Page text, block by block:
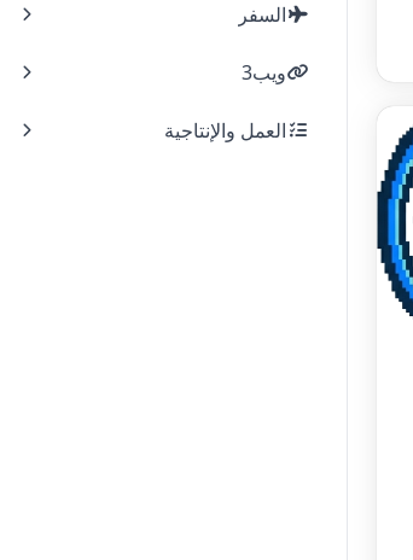
السفر
ويب3
العمل والإنتاجية